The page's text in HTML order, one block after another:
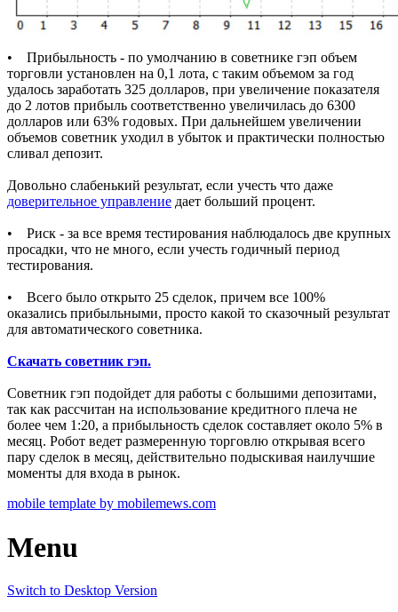
• Прибыльность - по умолчанию в советнике гэп объем
торговли установлен на 0,1 лота, с таким объемом за год
удалось заработать 325 долларов, при увеличение показателя
до 2 лотов прибыль соответственно увеличилась до 6300
долларов или 63% годовых. При дальнейшем увеличении
объемов советник уходил в убыток и практически полностью
сливал депозит.
Довольно слабенький результат, если учесть что даже
доверительное управление дает больший процент.
• Риск - за все время тестирования наблюдалось две крупных
просадки, что не много, если учесть годичный период
тестирования.
• Всего было открыто 25 сделок, причем все 100%
оказались прибыльными, просто какой то сказочный результат
для автоматического советника.
Скачать советник гэп.
Советник гэп подойдет для работы с большими депозитами,
так как рассчитан на использование кредитного плеча не
более чем 1:20, а прибыльность сделок составляет около 5% в
месяц. Робот ведет размеренную торговлю открывая всего
пару сделок в месяц, действительно подыскивая наилучшие
моменты для входа в рынок.
mobile template by mobilemews.com
Menu
Switch to Desktop Version